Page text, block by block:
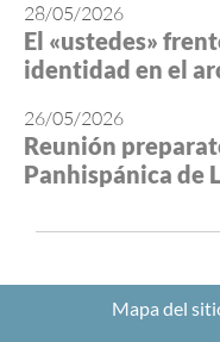
28/05/2026
El «ustedes»
identidad en el
26/05/2026
Reunión
Panhispánica de
Mapa del